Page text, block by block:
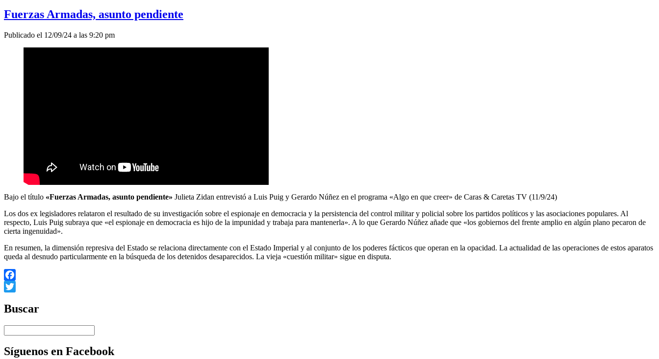
Fuerzas Armadas, asunto pendiente
Publicado el 12/09/24 a las 9:20 pm
Bajo el título «Fuerzas Armadas, asunto pendiente» Julieta Zidan entrevistó a Luis Puig y Gerardo Núñez en el programa «Algo en que creer» de Caras & Caretas TV (11/9/24)
Los dos ex legisladores relataron el resultado de su investigación sobre el espionaje en democracia y la persistencia del control militar y policial sobre los partidos políticos y las asociaciones populares. Al
respecto, Luis Puig subraya que «el espionaje en democracia es hijo de la impunidad y trabaja para mantenerla». A lo que Gerardo Núñez añade que «los gobiernos del frente amplio en algún plano pecaron de
cierta ingenuidad».
En resumen, la dimensión represiva del Estado se relaciona directamente con el Estado Imperial y al conjunto de los poderes fácticos que operan en la opacidad. La actualidad de las operaciones de estos aparatos
queda al desnudo particularmente en la búsqueda de los detenidos desaparecidos. La vieja «cuestión militar» sigue en disputa.
Facebook
Buscar
Síguenos en Facebook